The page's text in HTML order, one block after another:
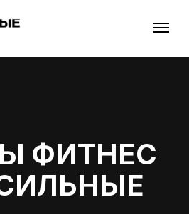
ФИТНЕС